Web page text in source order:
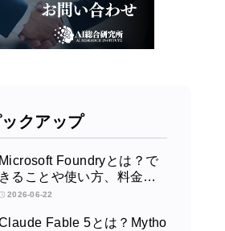
ックアップ
Microsoft Foundryとは？で
きることや使い方、料金を
底解説！
2026-06-22
Fable 5とは？Mytho